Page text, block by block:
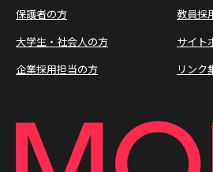
保護者の方
大学生・社会人の方
企業採用担当の方
教員採
サイト
リンク